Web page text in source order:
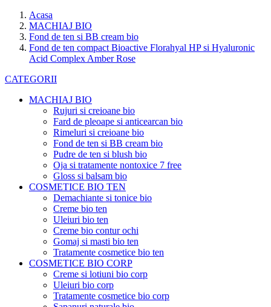
Acasa
MACHIAJ BIO
Fond de ten si BB cream bio
Fond de ten compact Bioactive Florahyal HP si Hyaluronic
Acid Complex Amber Rose
CATEGORII
MACHIAJ BIO
Rujuri si creioane bio
Fard de pleoape si anticearcan bio
Rimeluri si creioane bio
Fond de ten si BB cream bio
Pudre de ten si blush bio
Oja si tratamente nontoxice 7 free
Gloss si balsam bio
COSMETICE BIO TEN
Demachiante si tonice bio
Creme bio ten
Uleiuri bio ten
Creme bio contur ochi
Gomaj si masti bio ten
Tratamente cosmetice bio ten
COSMETICE BIO CORP
Creme si lotiuni bio corp
Uleiuri bio corp
Tratamente cosmetice bio corp